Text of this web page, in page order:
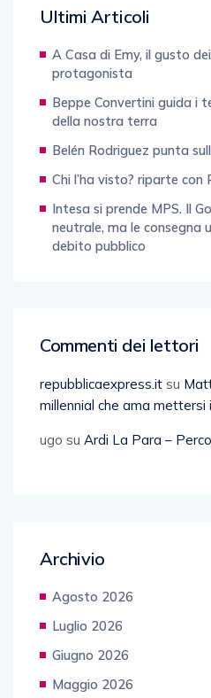
Ultimi Articoli
A Casa di Emy, il gusto
protagonista
Beppe Convertini guida i
della nostra terra
Belén Rodriguez punta
Chi l’ha visto? riparte con
Intesa si prende MPS. Il
neutrale, ma le consegna
debito pubblico
Commenti dei lettori
repubblicaexpress.it su
millennial che ama mettersi
ugo su Ardi La Para –
Archivio
Agosto 2026
Luglio 2026
Giugno 2026
Maggio 2026